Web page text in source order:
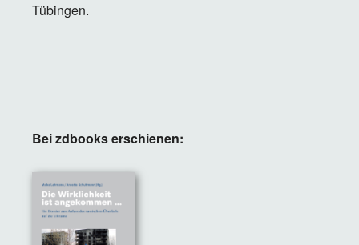
Tübingen.
Bei zdbooks erschienen: